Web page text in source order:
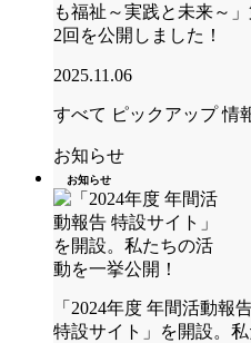
も福祉～実践と未来～
2回を公開しました！
2025.11.06
すべて ピックアップ 情
お知らせ
お知らせ
「2024年度 年間活動報
特設サイト」を開設。私